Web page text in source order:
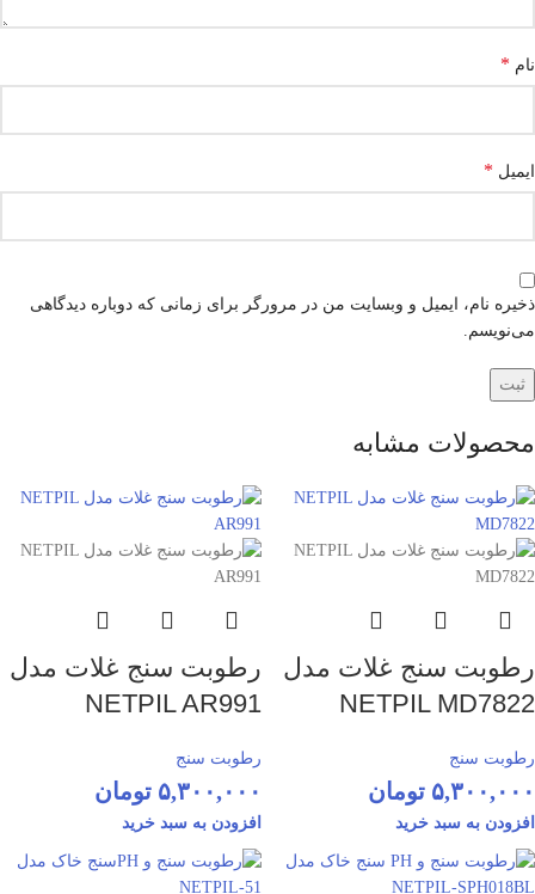
نام *
ایمیل *
ذخیره نام، ایمیل و وبسایت من در مرورگر برای زمانی که دوباره دیدگاهی
می‌نویسم.
محصولات مشابه
رطوبت سنج غلات مدل
NETPIL MD7822
رطوبت سنج
۵,۳۰۰,۰۰۰ تومان
افزودن به سبد خرید
رطوبت سنج غلات مدل
NETPIL AR991
رطوبت سنج
۵,۳۰۰,۰۰۰ تومان
افزودن به سبد خرید